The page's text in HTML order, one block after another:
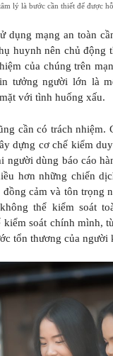
lý là bước cần thiết để được
dụng mạng an toàn
huynh nên chủ động
của chúng trên
tưởng người lớn là
với tình huống xấu.
cần có trách nhiệm.
dựng cơ chế kiểm
người dùng báo cáo
hơn những chiến
cảm và tôn trọng
thể kiểm soát
kiểm soát chính mình,
tổn thương của người